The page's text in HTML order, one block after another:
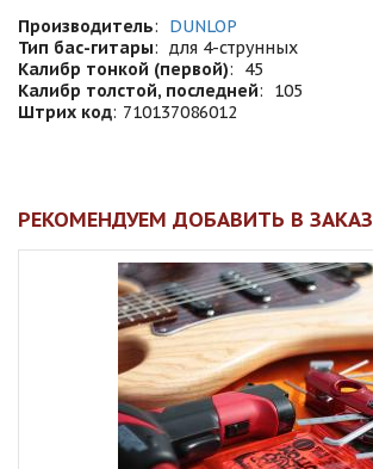
Производитель:
DUNLOP
Тип бас-гитары: для 4-струнных
Калибр тонкой (первой):
45
Калибр толстой, последней:
105
Штрих код: 710137086012
РЕКОМЕНДУЕМ ДОБАВИТЬ В ЗАКАЗ